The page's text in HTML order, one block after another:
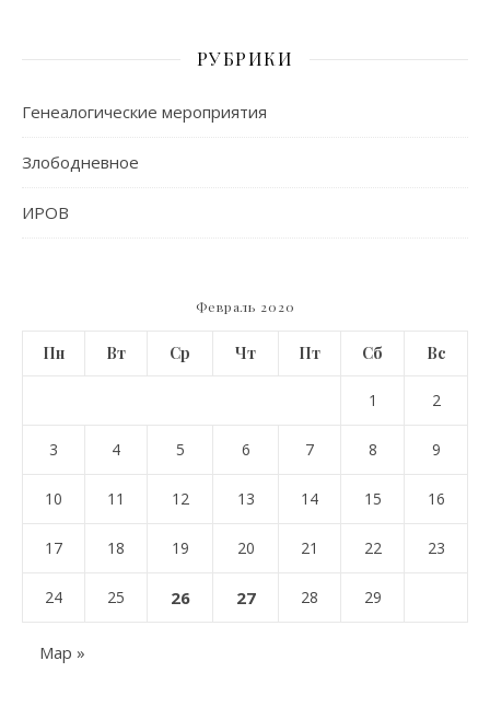
РУБРИКИ
Генеалогические мероприятия
Злободневное
ИРОВ
Февраль 2020
Пн Вт Ср Чт Пт Сб Вс
1 2
3 4 5 6 7 8 9
10 11 12 13 14 15 16
17 18 19 20 21 22 23
24 25 26 27 28 29
Мар »